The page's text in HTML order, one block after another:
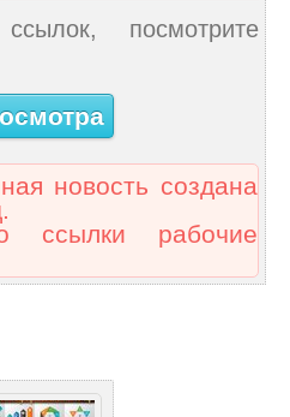
посмотрите
новость создана
ссылки рабочие